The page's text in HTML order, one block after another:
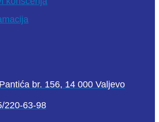
br. 156, 14 000 Valjevo
220-63-98